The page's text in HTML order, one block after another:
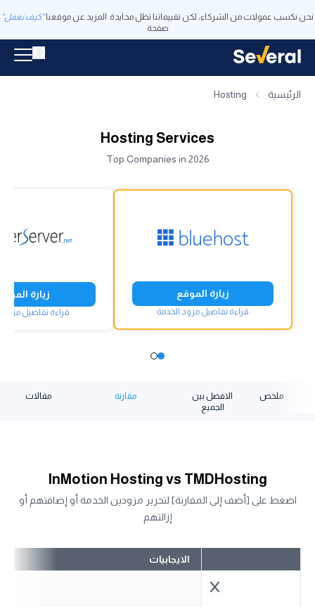
نحن نكسب عمولات من الشركاء، لكن تقييماتنا تظل محايدة. المزيد عن موقعنا "كيف نعمل"
صفحة
الرئيسية Hosting
Hosting Services
Top Companies in 2026
زيارة الموقع
قراءة تفاصيل مزود الخدمة
زيارة
قراءة تفاصيل مزود
ملخص
الافضل بين
الجميع
مقارنة مقالات
InMotion Hosting vs TMDHosting
اضغط على [أضف إلى المقارنة] لتحرير مزودين الخدمة أو إضافتهم أو
إزالتهم
الايجابيات